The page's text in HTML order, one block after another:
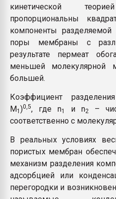
кинетической
пропорциональны
компоненты
поры мембраны с
результате пермеат
меньшей молекулярной
большей.
Коэффициент
М1 )0,5, где n1 и n2
–
соответственно с
В реальных условиях
пористых мембран
механизм разделения
адсорбцией или
перегородки и